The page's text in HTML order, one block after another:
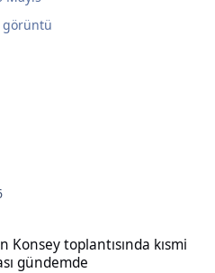
görüntü
Konsey toplantısında kısmi
gündemde